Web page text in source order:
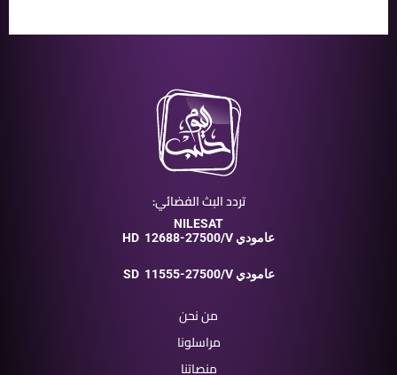
تردد البث الفضائي:
NILESAT
HD
12688-27500/V عامودي
SD 11555-27500/V عامودي
من نحن
مراسلونا
منصاتنا